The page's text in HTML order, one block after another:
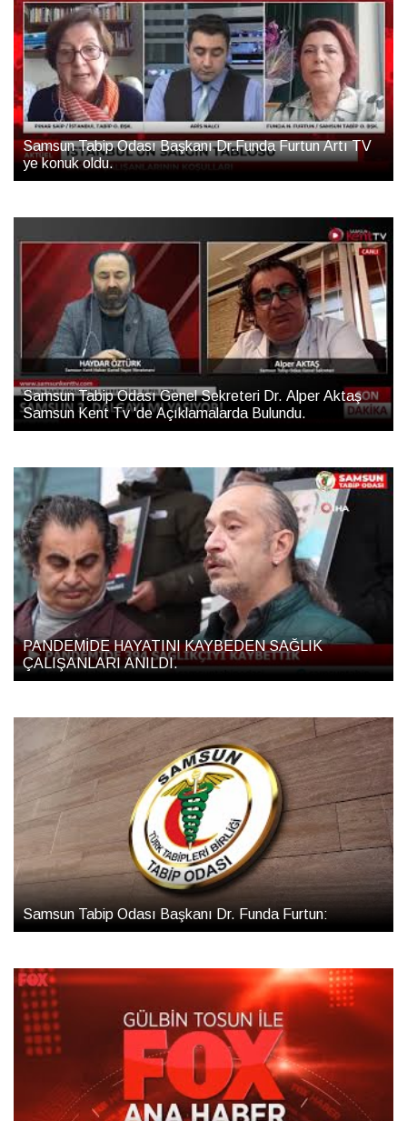
Samsun Tabip Odası Başkanı Dr.Funda Furtun Artı TV
ye konuk oldu.
Samsun Tabip Odası Genel Sekreteri Dr. Alper Aktaş
Samsun Kent Tv 'de Açıklamalarda Bulundu.
PANDEMİDE HAYATINI KAYBEDEN SAĞLIK
ÇALIŞANLARI ANILDI.
Samsun Tabip Odası Başkanı Dr. Funda Furtun: